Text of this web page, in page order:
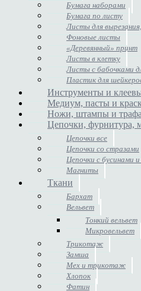
Бумага наборами
Бумага по листу
Листы для
Фоновые листы
«Деревянный» принт
Листы в клетку
Листы с бабочками
Пластик для
Инструменты и
Медиум, пасты и
Ножи, штампы и
Цепочки, фурнитура,
Цепочки все
Цепочки со стразами
Цепочки с бусинами
Магниты
Ткани
Бархат
Вельвет
Тонкий вельвет
Микровельвет
Трикотаж
Замша
Мех и трикотаж
Хлопок
Фатин